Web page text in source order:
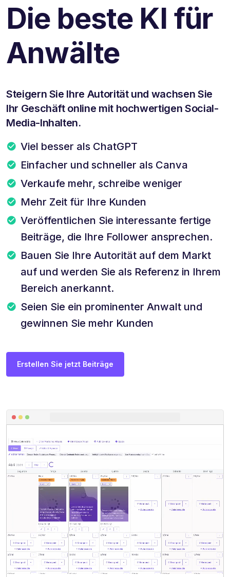
Die beste KI für
Anwälte
Steigern Sie Ihre Autorität und wachsen Sie
Ihr Geschäft online mit hochwertigen Social-
Media-Inhalten.
Viel besser als ChatGPT
Einfacher und schneller als Canva
Verkaufe mehr, schreibe weniger
Mehr Zeit für Ihre Kunden
Veröffentlichen Sie interessante fertige
Beiträge, die Ihre Follower ansprechen.
Bauen Sie Ihre Autorität auf dem Markt
auf und werden Sie als Referenz in Ihrem
Bereich anerkannt.
Seien Sie ein prominenter Anwalt und
gewinnen Sie mehr Kunden
Erstellen Sie jetzt Beiträge